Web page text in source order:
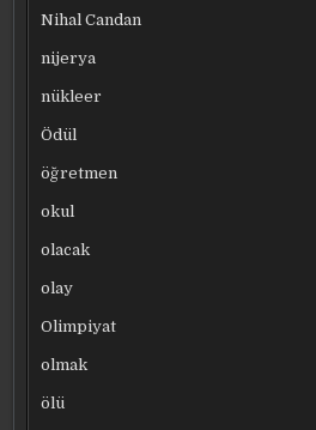
Nihal Candan
nijerya
nükleer
Ödül
öğretmen
okul
olacak
olay
Olimpiyat
olmak
ölü